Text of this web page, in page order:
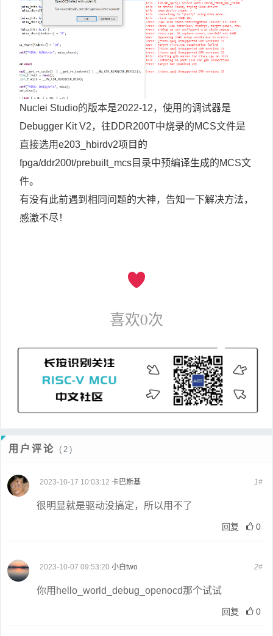
Nuclei Studio的版本是2022-12，使用的调试器是
Debugger Kit V2，往DDR200T中烧录的MCS文件是
直接选用e203_hbirdv2项目的
fpga/ddr200t/prebuilt_mcs目录中预编译生成的MCS文
件。
有没有此前遇到相同问题的大神，告知一下解决方法，
感激不尽！
喜欢0次
用户评论 (2)
2023-10-17 10:03:12 卡巴斯基 1#
很明显就是驱动没搞定，所以用不了
回复 0
2023-10-07 09:53:20 小白two 2#
你用hello_world_debug_openocd那个试试
回复 0